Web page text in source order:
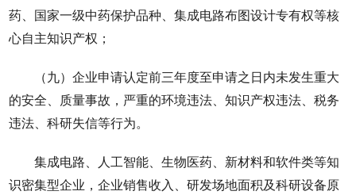
药、国家一级中药保护品种、集成电路布图设计专有权等核
心自主知识产权；
（九）企业申请认定前三年度至申请之日内未发生重大
的安全、质量事故，严重的环境违法、知识产权违法、税务
违法、科研失信等行为。
集成电路、人工智能、生物医药、新材料和软件类等知
识密集型企业，企业销售收入、研发场地面积及科研设备原